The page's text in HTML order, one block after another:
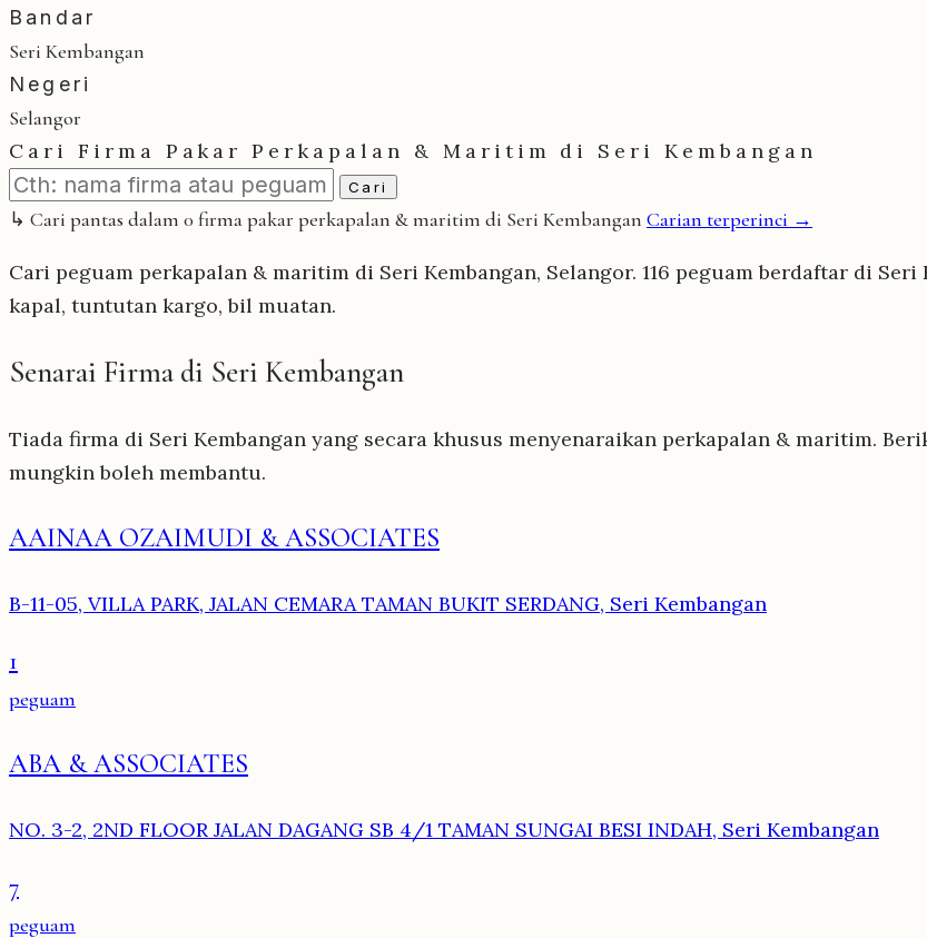
Bandar
Seri Kembangan
Negeri
Selangor
Cari Firma Pakar Perkapalan & Maritim di Seri Kembangan
Cari
↳ Cari pantas dalam 0 firma pakar perkapalan & maritim di Seri Kembangan Carian terperinci →
Cari peguam perkapalan & maritim di Seri Kembangan, Selangor. 116 peguam berdaftar di
kapal, tuntutan kargo, bil muatan.
Senarai Firma di Seri Kembangan
Tiada firma di Seri Kembangan yang secara khusus menyenaraikan perkapalan & maritim.
mungkin boleh membantu.
AAINAA OZAIMUDI & ASSOCIATES
B-11-05, VILLA PARK, JALAN CEMARA TAMAN BUKIT SERDANG, Seri Kembangan
1
peguam
ABA & ASSOCIATES
NO. 3-2, 2ND FLOOR JALAN DAGANG SB 4/1 TAMAN SUNGAI BESI INDAH, Seri Kembangan
7
peguam